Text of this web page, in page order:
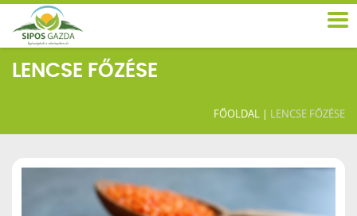
LENCSE FŐZÉSE
FŐOLDAL | LENCSE FŐZÉSE